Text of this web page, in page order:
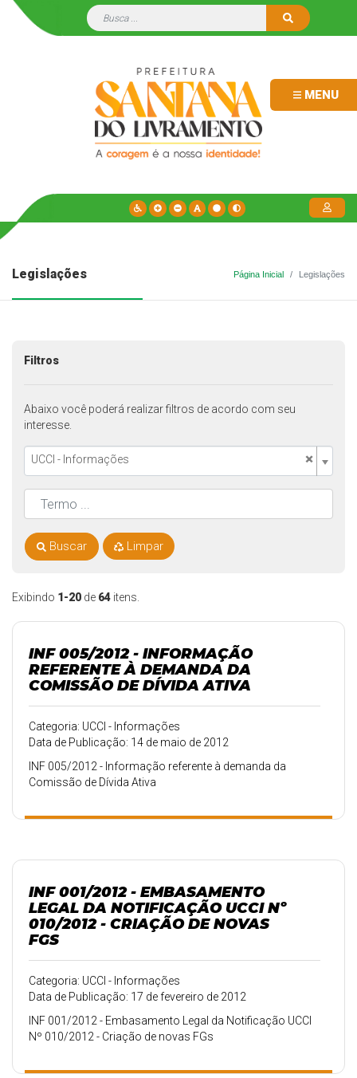
MENU
Legislações Página Inicial Legislações
Exibindo 1-20 de 64 itens.
INF 005/2012 - INFORMAÇÃO
REFERENTE À DEMANDA DA
COMISSÃO DE DÍVIDA ATIVA
Categoria: UCCI - Informações
Data de Publicação: 14 de maio de 2012
INF 005/2012 - Informação referente à demanda da
Comissão de Dívida Ativa
INF 001/2012 - EMBASAMENTO
LEGAL DA NOTIFICAÇÃO UCCI Nº
010/2012 - CRIAÇÃO DE NOVAS
FGS
Categoria: UCCI - Informações
Data de Publicação: 17 de fevereiro de 2012
INF 001/2012 - Embasamento Legal da Notificação UCCI
Nº 010/2012 - Criação de novas FGs
Filtros
Abaixo você poderá realizar filtros de acordo com seu
interesse.
×
UCCI - Informações
Buscar Limpar